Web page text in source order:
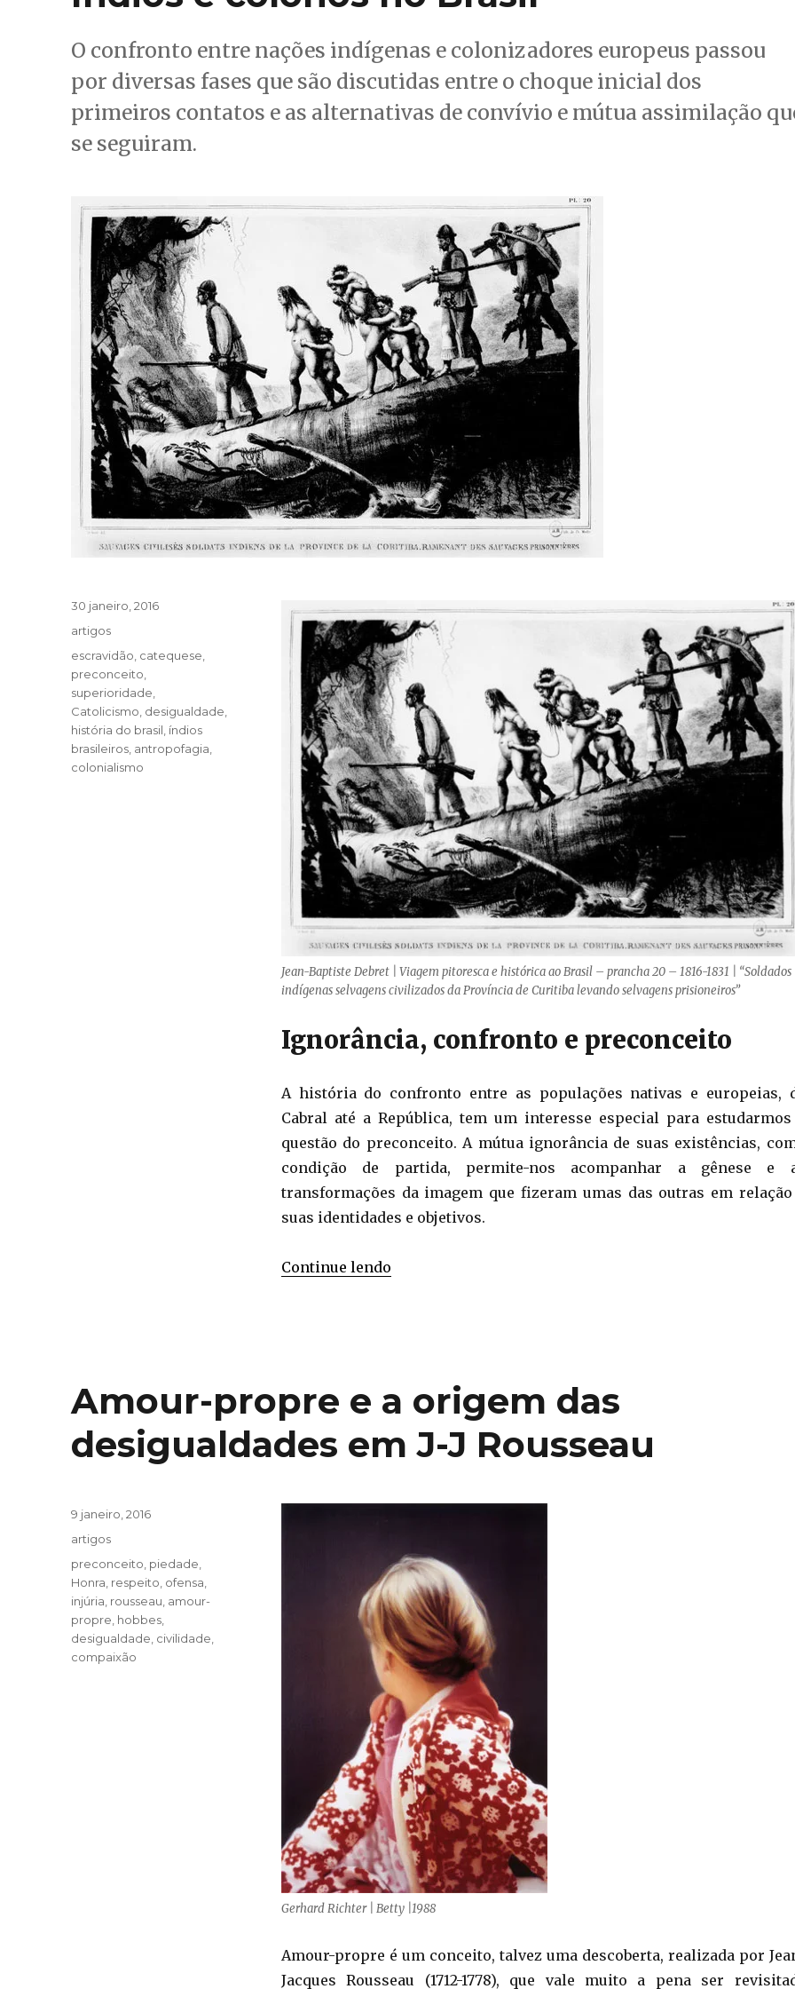
O confronto entre nações indígenas e colonizadores europeus passou
por diversas fases que são discutidas entre o choque inicial dos
primeiros contatos e as alternativas de convívio e mútua assimilação
se seguiram.
Jean-Baptiste Debret | Viagem pitoresca e histórica ao Brasil – prancha 20 – 1816-1831 | “Soldados
indígenas selvagens civilizados da Província de Curitiba levando selvagens prisioneiros”
Ignorância, confronto e preconceito
A história do confronto entre as populações nativas e europeias,
Cabral até a República, tem um interesse especial para
questão do preconceito. A mútua ignorância de suas existências,
condição de partida, permite-nos acompanhar a gênese e
transformações da imagem que fizeram umas das outras em
suas identidades e objetivos.
Continue lendo“Índios e colonos no Brasil”
Publicado
em
30 janeiro, 2016
Categorias
artigos
Tags
escravidão catequese
preconceito
superioridade
Catolicismo desigualdade
história do brasil índios
brasileiros antropofagia
colonialismo
Amour-propre e a origem das
desigualdades em J-J Rousseau
Gerhard Richter | Betty |1988
Amour-propre é um conceito, talvez uma descoberta, realizada por
Jacques Rousseau (1712-1778), que vale muito a pena ser
Publicado
em
9 janeiro, 2016
Categorias
artigos
Tags
preconceito, piedade,
Honra, respeito, ofensa,
injúria, rousseau, amour-
propre, hobbes,
desigualdade, civilidade,
compaixão